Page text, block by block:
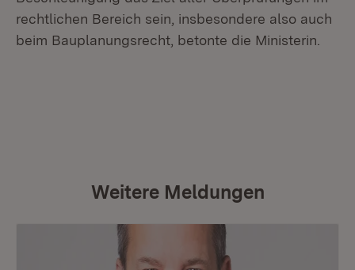
rechtlichen Bereich sein, insbesondere also auch
beim Bauplanungsrecht, betonte die Ministerin.
Weitere Meldungen